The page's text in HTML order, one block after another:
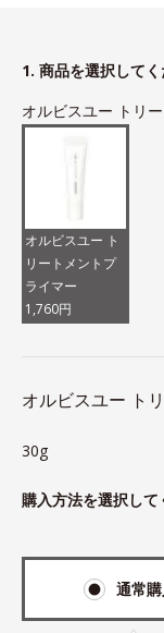
1. 商品を選択してく
オルビスユー トリ
オルビスユー ト
リートメントプ
ライマー
1,760円
オルビスユー ト
30g
購入方法を選択して
通常